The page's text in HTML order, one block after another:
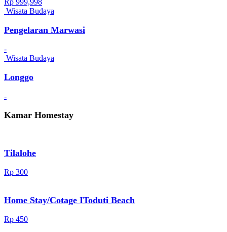
Wisata Budaya
Pengelaran Marwasi
-
Wisata Budaya
Longgo
-
Kamar Homestay
Tilalohe
Rp 300
Home Stay/Cotage IToduti Beach
Rp 450